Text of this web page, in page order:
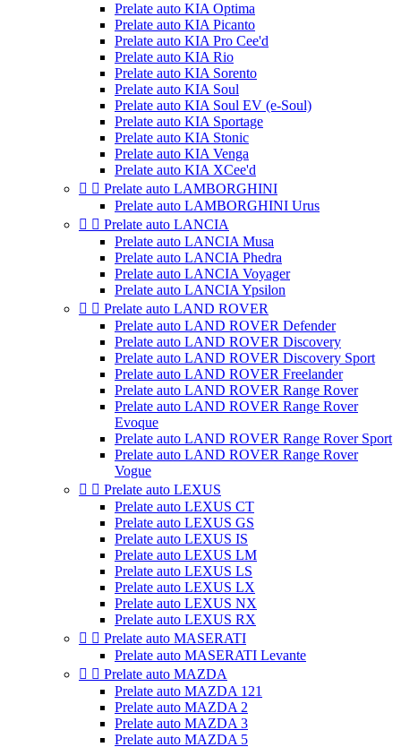
Prelate auto KIA Optima
Prelate auto KIA Picanto
Prelate auto KIA Pro Cee'd
Prelate auto KIA Rio
Prelate auto KIA Sorento
Prelate auto KIA Soul
Prelate auto KIA Soul EV (e-Soul)
Prelate auto KIA Sportage
Prelate auto KIA Stonic
Prelate auto KIA Venga
Prelate auto KIA XCee'd
  Prelate auto LAMBORGHINI
Prelate auto LAMBORGHINI Urus
  Prelate auto LANCIA
Prelate auto LANCIA Musa
Prelate auto LANCIA Phedra
Prelate auto LANCIA Voyager
Prelate auto LANCIA Ypsilon
  Prelate auto LAND ROVER
Prelate auto LAND ROVER Defender
Prelate auto LAND ROVER Discovery
Prelate auto LAND ROVER Discovery Sport
Prelate auto LAND ROVER Freelander
Prelate auto LAND ROVER Range Rover
Prelate auto LAND ROVER Range Rover
Evoque
Prelate auto LAND ROVER Range Rover Sport
Prelate auto LAND ROVER Range Rover
Vogue
  Prelate auto LEXUS
Prelate auto LEXUS CT
Prelate auto LEXUS GS
Prelate auto LEXUS IS
Prelate auto LEXUS LM
Prelate auto LEXUS LS
Prelate auto LEXUS LX
Prelate auto LEXUS NX
Prelate auto LEXUS RX
  Prelate auto MASERATI
Prelate auto MASERATI Levante
  Prelate auto MAZDA
Prelate auto MAZDA 121
Prelate auto MAZDA 2
Prelate auto MAZDA 3
Prelate auto MAZDA 5